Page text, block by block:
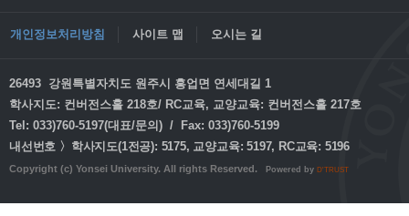
개인정보처리방침 사이트 맵 오시는 길
26493 강원특별자치도 원주시 흥업면 연세대길 1
학사지도: 컨버전스홀 218호/ RC교육, 교양교육: 컨버전스홀 217호
Tel: 033)760-5197(대표/문의) / Fax: 033)760-5199
내선번호 〉학사지도(1전공): 5175, 교양교육: 5197, RC교육: 5196
Copyright (c) Yonsei University. All rights Reserved. Powered by D'TRUST